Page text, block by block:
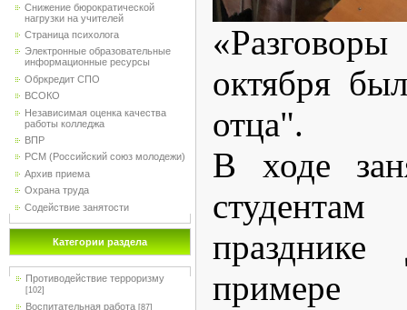
Снижение бюрократической
нагрузки на учителей
Страница психолога
Электронные образовательные
информационные ресурсы
Обркредит СПО
ВСОКО
Независимая оценка качества
работы колледжа
ВПР
РСМ (Российский союз молодежи)
Архив приема
Охрана труда
Содействие занятости
Категории раздела
Противодействие терроризму
[102]
Воспитательная работа [87]
октября
отца".
В ходе
примере